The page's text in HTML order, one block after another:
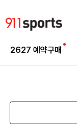
2627 예약구매